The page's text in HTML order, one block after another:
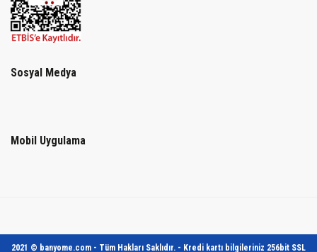
Sosyal Medya
Mobil Uygulama
2021 © banyome.com - Tüm Hakları Saklıdır. - Kredi kartı bilgileriniz 256bit SSL